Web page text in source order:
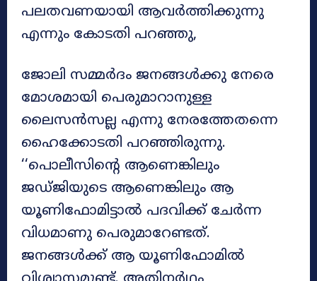
പലതവണയായി ആവർത്തിക്കുന്നു
എന്നും കോടതി പറഞ്ഞു,
ജോലി സമ്മർദം ജനങ്ങൾക്കു നേരെ
മോശമായി പെരുമാറാനുള്ള
ലൈസൻസല്ല എന്നു നേരത്തേതന്നെ
ഹൈക്കോടതി പറഞ്ഞിരുന്നു.
‘‘പൊലീസിന്റെ ആണെങ്കിലും
ജഡ്ജിയുടെ ആണെങ്കിലും ആ
യൂണിഫോമിട്ടാൽ പദവിക്ക് ചേർന്ന
വിധമാണു പെരുമാറേണ്ടത്.
ജനങ്ങൾക്ക് ആ യൂണിഫോമിൽ